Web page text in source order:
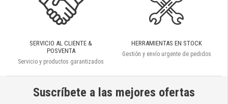
SERVICIO AL CLIENTE &
POSVENTA
Servicio y productos garantizados
HERRAMIENTAS EN STOCK
Gestión y envío urgente de pedidos
Suscríbete a las mejores ofertas